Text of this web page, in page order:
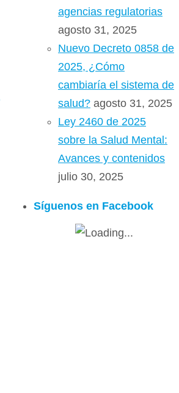
agencias regulatorias
agosto 31, 2025
Nuevo Decreto 0858 de
2025, ¿Cómo
cambiaría el sistema de
salud? agosto 31, 2025
Ley 2460 de 2025
sobre la Salud Mental:
Avances y contenidos
julio 30, 2025
Síguenos en Facebook